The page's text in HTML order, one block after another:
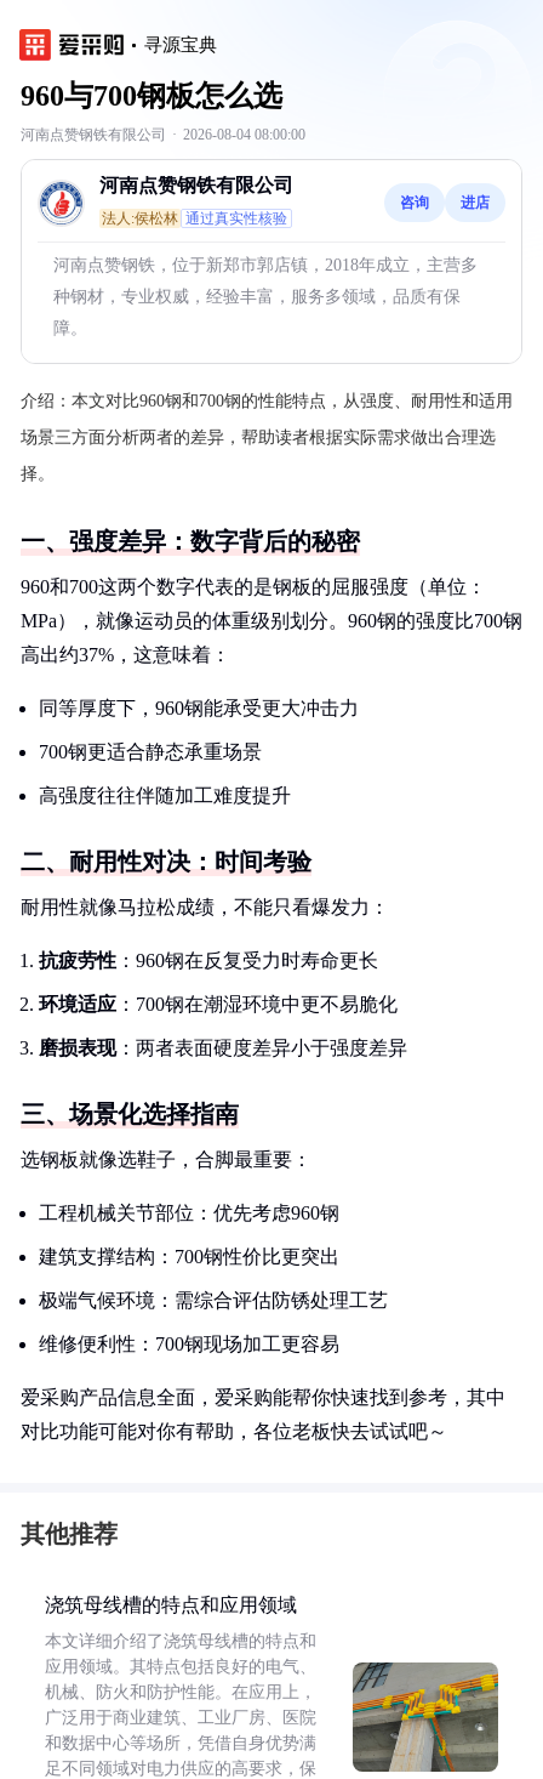
寻源宝典
960与700钢板怎么选
河南点赞钢铁有限公司 · 2026-08-04 08:00:00
河南点赞钢铁有限公司
法人:侯松林 通过真实性核验
咨询 进店
河南点赞钢铁，位于新郑市郭店镇，2018年成立，主营多
种钢材，专业权威，经验丰富，服务多领域，品质有保
障。
介绍： 本文对比960钢和700钢的性能特点，从强度、耐用性和适用
场景三方面分析两者的差异，帮助读者根据实际需求做出合理选
择。
一、强度差异：数字背后的秘密
960和700这两个数字代表的是钢板的屈服强度（单位：
MPa），就像运动员的体重级别划分。960钢的强度比700钢
高出约37%，这意味着：
同等厚度下，960钢能承受更大冲击力
700钢更适合静态承重场景
高强度往往伴随加工难度提升
二、耐用性对决：时间考验
耐用性就像马拉松成绩，不能只看爆发力：
抗疲劳性 ：960钢在反复受力时寿命更长
环境适应 ：700钢在潮湿环境中更不易脆化
磨损表现：两者表面硬度差异小于强度差异
三、场景化选择指南
选钢板就像选鞋子，合脚最重要：
工程机械关节部位：优先考虑960钢
建筑支撑结构：700钢性价比更突出
极端气候环境：需综合评估防锈处理工艺
维修便利性：700钢现场加工更容易
爱采购产品信息全面，爱采购能帮你快速找到参考，其中
对比功能可能对你有帮助，各位老板快去试试吧～
其他推荐
浇筑母线槽的特点和应用领域
本文详细介绍了浇筑母线槽的特点和
应用领域。其特点包括良好的电气、
机械、防火和防护性能。在应用上，
广泛用于商业建筑、工业厂房、医院
和数据中心等场所，凭借自身优势满
足不同领域对电力供应的高要求，保